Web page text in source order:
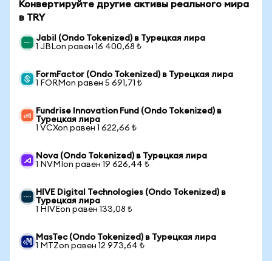
Конвертируйте другие активы реального мира
в TRY
Jabil (Ondo Tokenized) в Турецкая лира
1 JBLon равен 16 400,68 ₺
FormFactor (Ondo Tokenized) в Турецкая лира
1 FORMon равен 5 691,71 ₺
Fundrise Innovation Fund (Ondo Tokenized) в
Турецкая лира
1 VCXon равен 1 622,66 ₺
Nova (Ondo Tokenized) в Турецкая лира
1 NVMIon равен 19 626,44 ₺
HIVE Digital Technologies (Ondo Tokenized) в
Турецкая лира
1 HIVEon равен 133,08 ₺
MasTec (Ondo Tokenized) в Турецкая лира
1 MTZon равен 12 973,64 ₺